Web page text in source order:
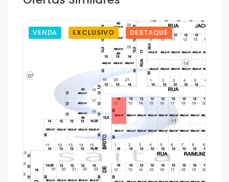
VENDA EXCLUSIVO DESTAQUE